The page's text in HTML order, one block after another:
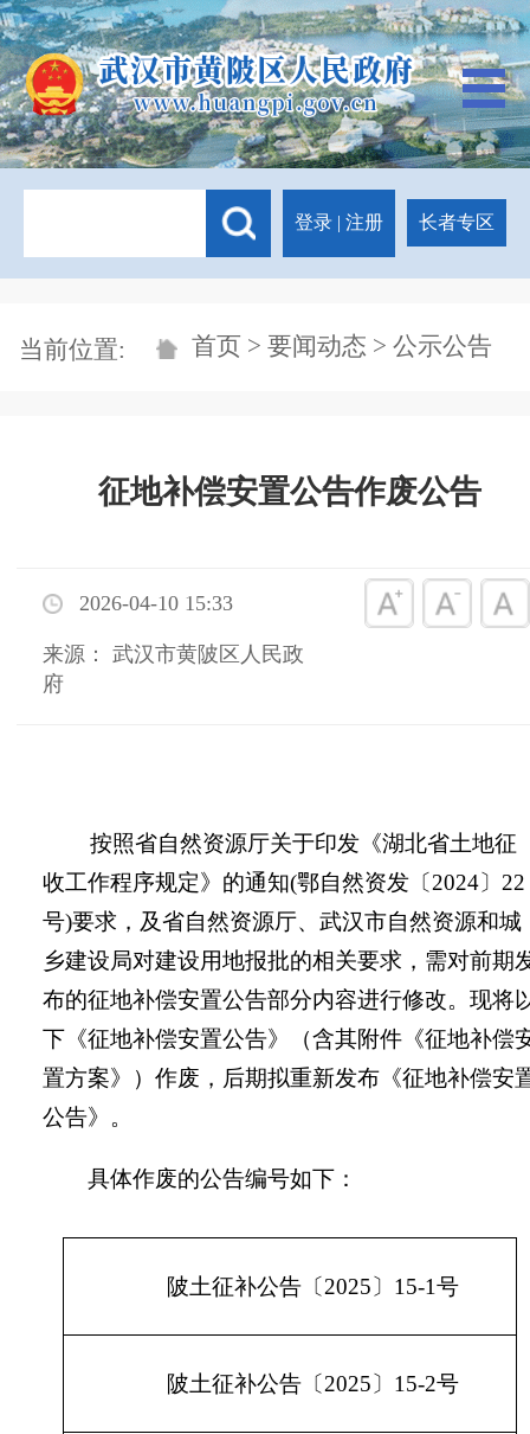
登录 | 注册 长者专区
当前位置: 首页 > 要闻动态 > 公示公告
征地补偿安置公告作废公告
2026-04-10 15:33
来源： 武汉市黄陂区人民政
府
按照省自然资源厅关于印发《湖北省土地征
收工作程序规定》的通知(鄂自然资发〔2024〕 22
号)要求，及省自然资源厅、武汉市自然资源和城
乡建设局对建设用地报批的相关要求，需对前期
布的征地补偿安置公告部分内容进行修改。 现将
下《征地补偿安置公告》
（含其附件《征地补偿
置方案》
） 作废， 后期拟重新发布《征地补偿安
公告》 。
具体作废的公告编号如下：
陂土征补公告〔2025〕 15-1号
陂土征补公告〔2025〕 15-2号